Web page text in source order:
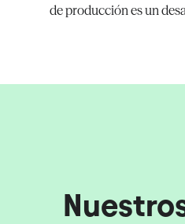
de producción es un